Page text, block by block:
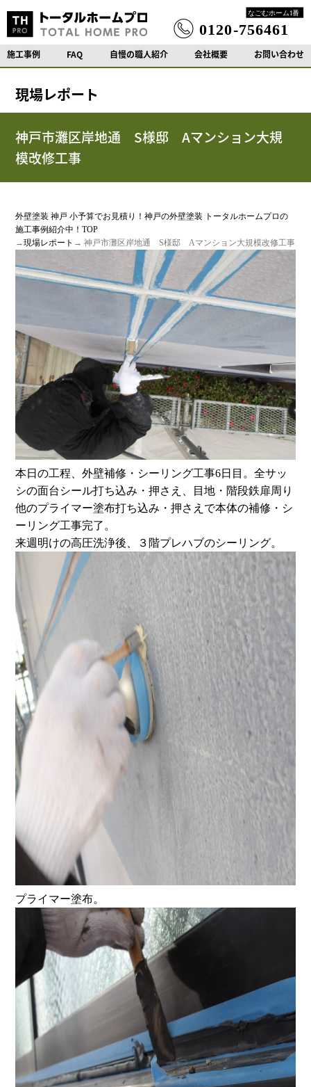
施工事例 FAQ 自慢の職人紹介 会社概要 お問い合わせ
現場レポート
神戸市灘区岸地通 S様邸 Aマンション大規
模改修工事
外壁塗装 神戸 小予算でお見積り！神戸の外壁塗装 トータルホームプロの
施工事例紹介中！TOP
→現場レポート → 神戸市灘区岸地通 S様邸 Aマンション大規模改修工事
本日の工程、外壁補修・シーリング工事6日目。全サッ
シの面台シール打ち込み・押さえ、目地・階段鉄扉周り
他のプライマー塗布打ち込み・押さえで本体の補修・シ
ーリング工事完了。
来週明けの高圧洗浄後、３階プレハブのシーリング。
プライマー塗布。